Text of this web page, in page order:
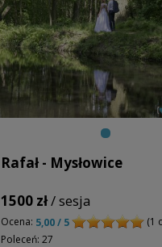
Rafał - Mysłowice
1500 zł/ sesja
Ocena: 5,00 / 5
(1
Poleceń: 27